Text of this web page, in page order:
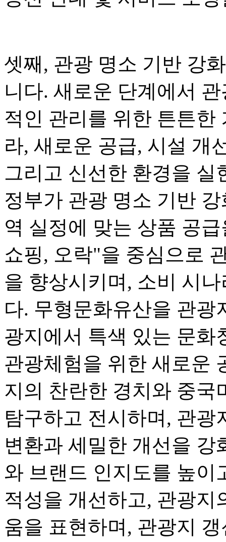
셋째, 관광 명소 기반 강
니다. 새로운 단계에서
적인 관리를 위한 튼튼한
라, 새로운 공급, 시설 개
그리고 신선한 환경을
정부가 관광 명소 기반
역 실정에 맞는 상품 공
쇼핑, 오락"을 중심으로
을 향상시키며, 소비 시
다. 무형문화유산을 관광
광지에서 특색 있는 문화
관광체험을 위한 새로운
지의 찬란한 경치와 중국
탐구하고 전시하며, 관
변환과 세밀한 개선을
와 브랜드 인지도를 높이
적성을 개선하고, 관광지
움을 표현하며, 관광지